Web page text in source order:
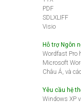
PDF
SDLXLIFF
Visio
Hỗ trợ Ngôn
Wordfast Pro
Microsoft
Châu Á, và
Yêu cầu hệ
Windows XP